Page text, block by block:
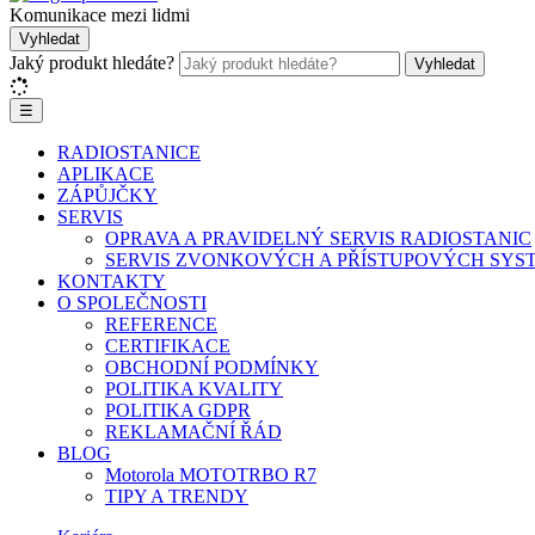
Komunikace mezi lidmi
Vyhledat
Jaký produkt hledáte? Vyhledat
☰
RADIOSTANICE
APLIKACE
ZÁPŮJČKY
SERVIS
OPRAVA A PRAVIDELNÝ SERVIS RADIOSTANIC
SERVIS ZVONKOVÝCH A PŘÍSTUPOVÝCH
KONTAKTY
O SPOLEČNOSTI
REFERENCE
CERTIFIKACE
OBCHODNÍ PODMÍNKY
POLITIKA KVALITY
POLITIKA GDPR
REKLAMAČNÍ ŘÁD
BLOG
Motorola MOTOTRBO R7
TIPY A TRENDY